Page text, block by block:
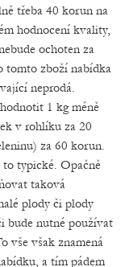
třeba 40 korun na
hodnocení kvality,
ochoten za
tomto zboží nabídka
neprodá.
1 kg méně
v rohlíku za 20
za 60 korun.
to typické. Opačně
taková
plody či plody
bude nutné používat
vše však znamená
a tím pádem